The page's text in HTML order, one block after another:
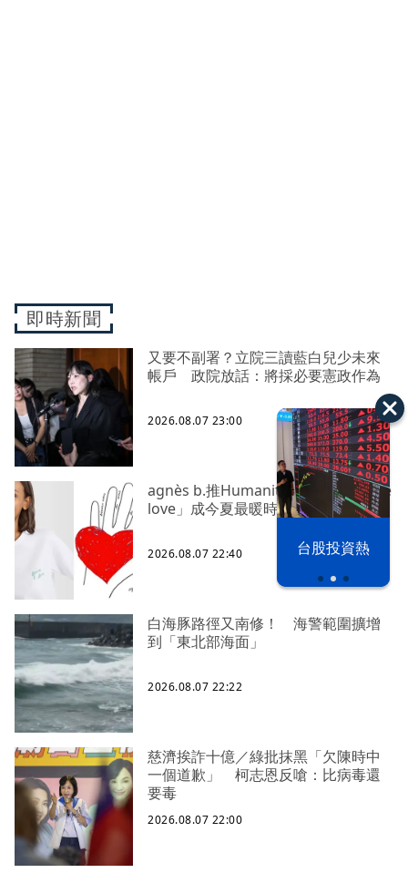
漢光42演習 台股投資熱
即時新聞
又要不副署？立院三讀藍白兒少未來
帳戶 政院放話：將採必要憲政作為
2026.08.07 23:00
agnès b.推Humanitarian系列 「give
love」成今夏最暖時尚宣言
2026.08.07 22:40
白海豚路徑又南修！ 海警範圍擴增
到「東北部海面」
2026.08.07 22:22
慈濟挨詐十億／綠批抹黑「欠陳時中
一個道歉」 柯志恩反嗆：比病毒還
要毒
2026.08.07 22:00